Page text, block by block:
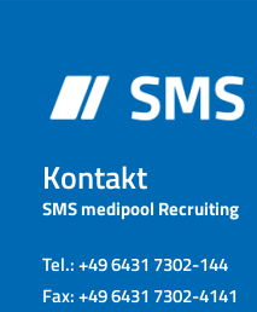
Kontakt
SMS medipool Recruiting
Tel.: +49 6431 7302-144
Fax: +49 6431 7302-4141